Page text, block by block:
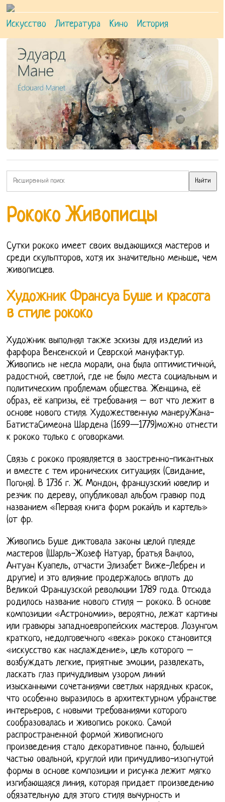
Искусство Литература Кино История
Рококо Живописцы
Сутки рококо имеет своих выдающихся мастеров и
среди скульпторов, хотя их значительно меньше, чем
живописцев.
Художник Франсуа Буше и красота
в стиле рококо
Художник выполнял также эскизы для изделий из
фарфора Венсенской и Севрской мануфактур.
Живопись не несла морали, она была оптимистичной,
радостной, светлой, где не было места социальным и
политическим проблемам общества. Женщина, её
образ, её капризы, её требования – вот что лежит в
основе нового стиля. Художественную манеруЖана-
БатистаСимеона Шардена (1699—1779)можно отнести
к рококо только с оговорками.
Связь с рококо проявляется в заостренно-пикантных
и вместе с тем иронических ситуациях (Свидание,
Погоня). В 1736 г. Ж. Мондон, французский ювелир и
резчик по дереву, опубликовал альбом гравюр под
названием «Первая книга форм рокайль и картель»
(от фр.
Живопись Буше диктовала законы целой плеяде
мастеров (Шарль-Жозеф Натуар, братья Ванлоо,
Антуан Куапель, отчасти Элизабет Виже-Лебрен и
другие) и это влияние продержалось вплоть до
Великой Французской революции 1789 года. Отсюда
родилось название нового стиля – рококо. В основе
композиции «Астрономии», вероятно, лежат картины
или гравюры западноевропейских мастеров. Лозунгом
краткого, недолговечного «века» рококо становится
«искусство как наслаждение», цель которого –
возбуждать легкие, приятные эмоции, развлекать,
ласкать глаз причудливым узором линий
изысканными сочетаниями светлых нарядных красок,
что особенно выразилось в архитектурном убранстве
интерьеров, с новыми требованиями которого
сообразовалась и живопись рококо. Самой
распространенной формой живописного
произведения стало декоративное панно, большей
частью овальной, круглой или причудливо-изогнутой
формы в основе композиции и рисунка лежит мягко
изгибающаяся линия, которая придает произведению
обязательную для этого стиля вычурность и